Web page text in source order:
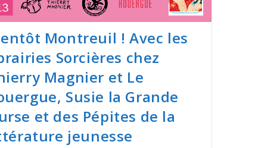
Montreuil ! Avec les
Sorcières chez
Magnier et Le
Susie la Grande
et des Pépites de la
jeunesse